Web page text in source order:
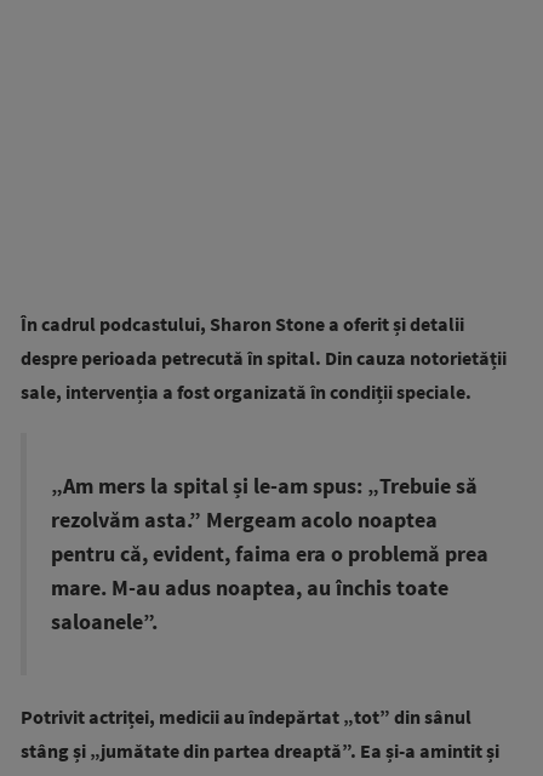
În cadrul podcastului, Sharon Stone a oferit și detalii
despre perioada petrecută în spital. Din cauza notorietății
sale, intervenția a fost organizată în condiții speciale.
„Am mers la spital și le-am spus: „Trebuie să
rezolvăm asta.” Mergeam acolo noaptea
pentru că, evident, faima era o problemă prea
mare. M-au adus noaptea, au închis toate
saloanele”.
Potrivit actriței, medicii au îndepărtat „tot” din sânul
stâng și „jumătate din partea dreaptă”. Ea și-a amintit și